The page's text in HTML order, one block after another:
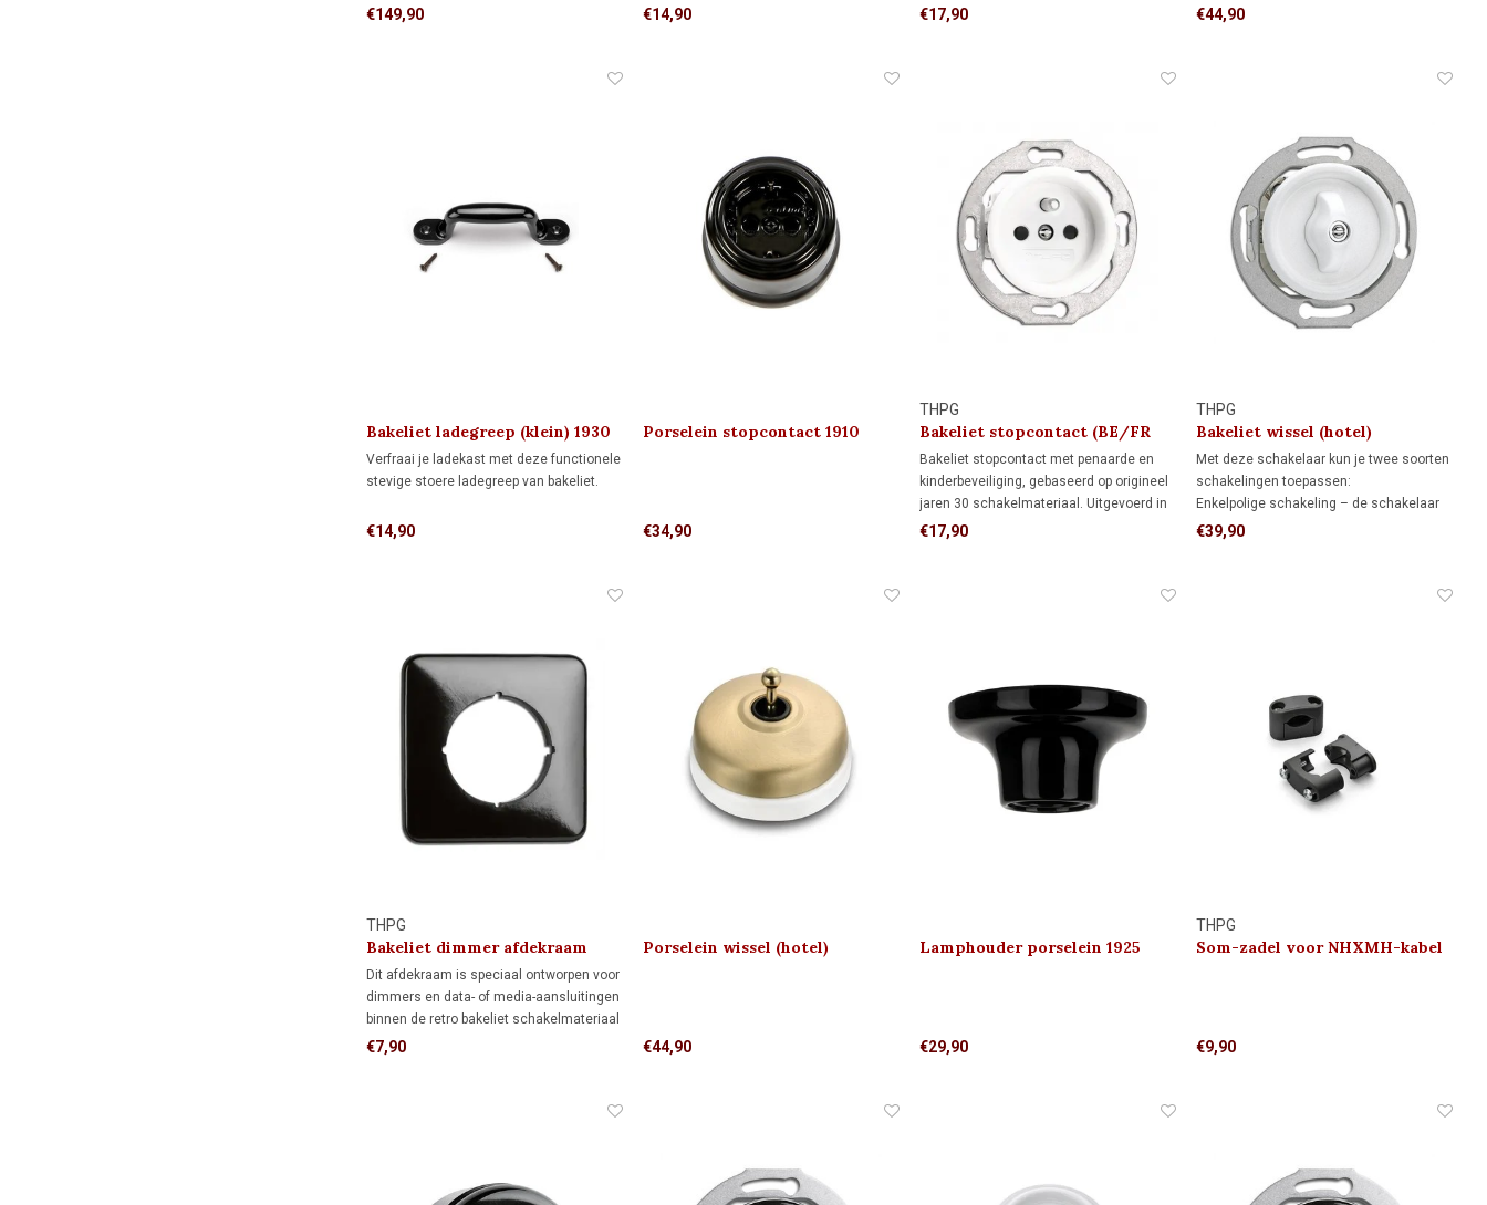
watt en andere lampen van 7 tot 350 watt.
€149,90 €14,90
crème wit en geschikt voor standaard
€17,90
bedienen van een elektrisch rolluik,
€44,90
Bakeliet ladegreep (klein) 1930
Verfraai je ladekast met deze functionele
stevige stoere ladegreep van bakeliet.
€14,90
Porselein stopcontact 1910
€34,90
THPG
Bakeliet stopcontact (BE/FR
kindveilig) 1930
Bakeliet stopcontact met penaarde en
kinderbeveiliging, gebaseerd op origineel
jaren 30 schakelmateriaal. Uitgevoerd in
gebroken wit bakeliet en geschikt voor
€17,90
THPG
Bakeliet wissel (hotel)
schakelaar 1930
Met deze schakelaar kun je twee soorten
schakelingen toepassen:
Enkelpolige schakeling – de schakelaar
bedient een lamp of lampgroep.
€39,90
THPG
Bakeliet dimmer afdekraam
1930
Dit afdekraam is speciaal ontworpen voor
dimmers en data- of media-aansluitingen
binnen de retro bakeliet schakelmateriaal
serie. De vierkante vorm biedt meer
€7,90
Porselein wissel (hotel)
€44,90
Lamphouder porselein 1925
€29,90
THPG
Som-zadel voor NHXMH-kabel
€9,90